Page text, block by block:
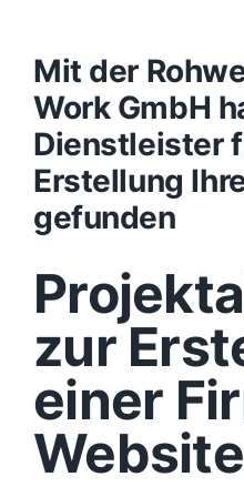
Mit der
Work GmbH
Dienstleister
Erstellung
gefunden
zur
einer
Website